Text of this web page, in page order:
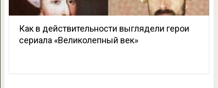
Как в действительности выглядели герои
сериала «Великолепный век»